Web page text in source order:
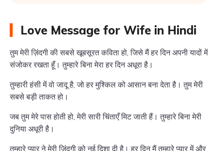
Love Message for Wife in Hindi
तुम मेरी ज़िंदगी की सबसे खूबसूरत कविता हो, जिसे मैं हर दिन अपनी यादों में
संजोकर रखता हूँ। तुम्हारे बिना मेरा हर दिन अधूरा है।
तुम्हारी हंसी में वो जादू है, जो हर मुश्किल को आसान बना देता है। तुम मेरी
सबसे बड़ी ताकत हो।
जब तुम मेरे पास होती हो, मेरी सारी चिंताएँ मिट जाती हैं। तुम्हारे बिना मेरी
दुनिया अधूरी है।
तुम्हारे प्यार ने मेरी ज़िंदगी को नई दिशा दी है। हर दिन मैं तुम्हारे प्यार में और